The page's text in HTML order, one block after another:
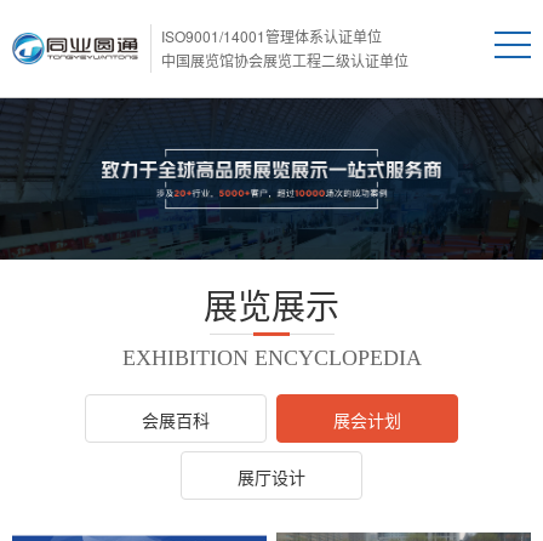
ISO9001/14001管理体系认证单位
中国展览馆协会展览工程二级认证单位
展览展示
EXHIBITION ENCYCLOPEDIA
会展百科 展会计划
展厅设计